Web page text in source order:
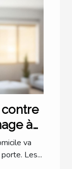
à
va
Les...